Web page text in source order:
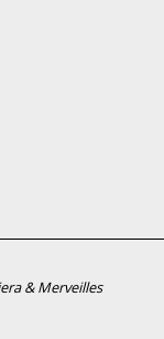
& Merveilles